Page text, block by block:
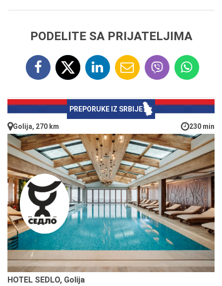
PODELITE SA PRIJATELJIMA
PREPORUKE IZ SRBIJE
Golija, 270 km 230 min
HOTEL SEDLO, Golija